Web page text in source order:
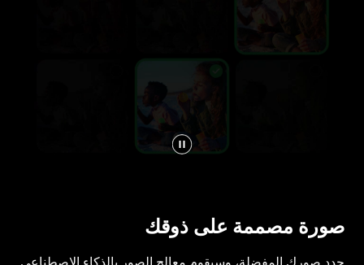
صورة مصممة على ذوقك
حدد صورك المفضلة، وسيقوم معالج الصور بالذكاء الاصطناعي